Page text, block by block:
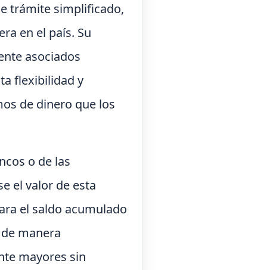
trámite simplificado,
en el país. Su
asociados
flexibilidad y
de dinero que los
o de las
el valor de esta
el saldo acumulado
manera
mayores sin